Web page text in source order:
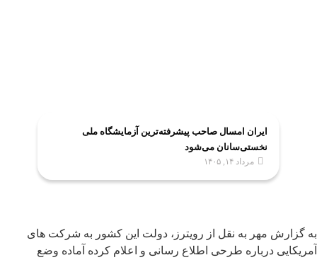
ایران امسال صاحب پیشرفته‌ترین آزمایشگاه ملی
نخستی‌سانان می‌شود
مرداد ۱۴, ۱۴۰۵
به گزارش مهر به نقل از رویترز، دولت این کشور به شرکت های
آمریکایی درباره طرحی اطلاع رسانی و اعلام کرده آماده وضع